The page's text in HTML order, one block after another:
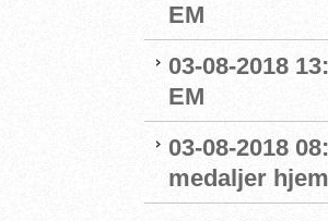
EM
03-08-2018
EM
03-08-2018
medaljer